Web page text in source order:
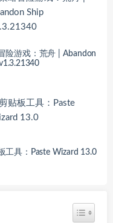
险游戏：荒舟 | Abandon
工具：Paste Wizard 13.0